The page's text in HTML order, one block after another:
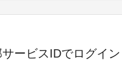
ービスIDでログイン